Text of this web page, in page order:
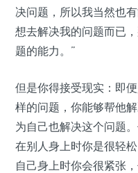
决问题，所以我当然也
想去解决我的问题而已
题的能力。”
但是你得接受现实：即
样的问题，你能够帮他
为自己也解决这个问题
在别人身上时你是很轻
自己身上时你会很紧张